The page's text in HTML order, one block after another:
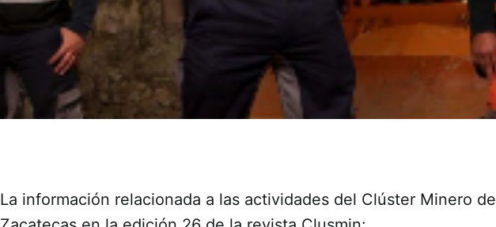
La información relacionada a las actividades del Clúster Minero de